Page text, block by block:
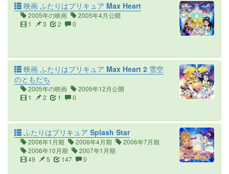
映画 ふたりはプリキュア Max Heart
2005年の映画
2005年4月公開
1
3 2 0
映画 ふたりはプリキュア Max Heart 2 雪空
のともだち
2005年の映画
2005年12月公開
1
2 1 0
ふたりはプリキュア Splash Star
2006年1月期 2006年4月期
2006年7月期
2006年10月期
2007年1月期
49
5 147 0